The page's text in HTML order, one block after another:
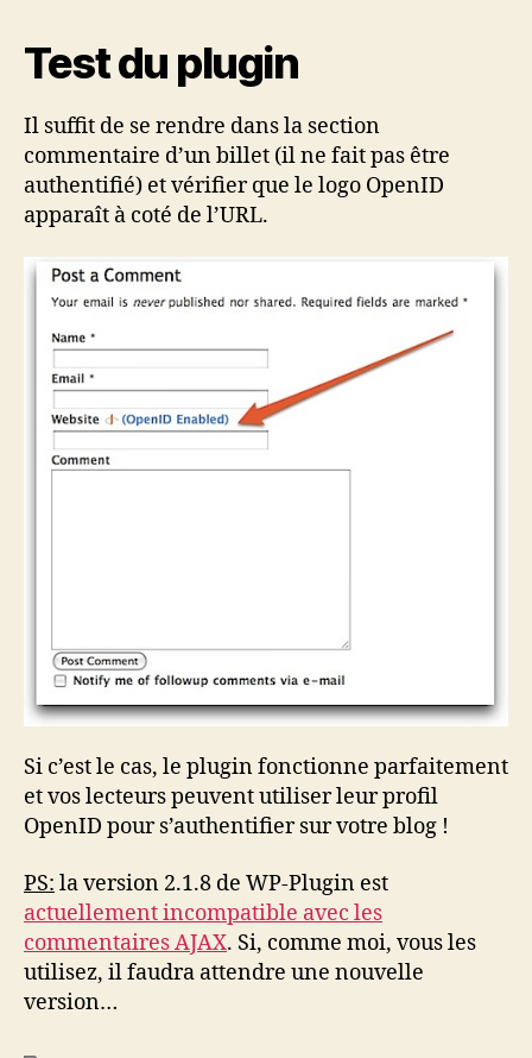
Test du plugin
Il suffit de se rendre dans la section
commentaire d’un billet (il ne fait pas être
authentifié) et vérifier que le logo OpenID
apparaît à coté de l’URL.
Si c’est le cas, le plugin fonctionne parfaitement
et vos lecteurs peuvent utiliser leur profil
OpenID pour s’authentifier sur votre blog !
PS: la version 2.1.8 de WP-Plugin est
actuellement incompatible avec les
commentaires AJAX. Si, comme moi, vous les
utilisez, il faudra attendre une nouvelle
version…